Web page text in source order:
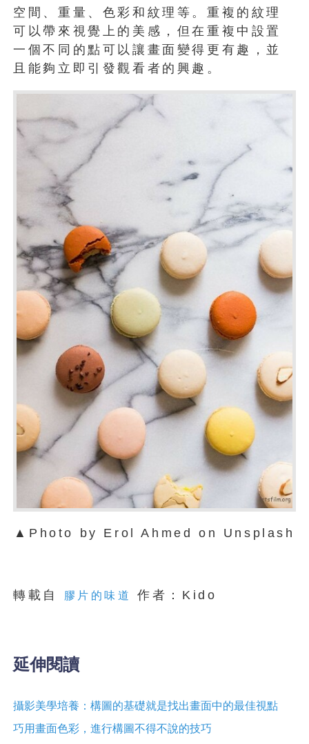
空間、重量、色彩和紋理等。重複的紋理
可以帶來視覺上的美感，但在重複中設置
一個不同的點可以讓畫面變得更有趣，並
且能夠立即引發觀看者的興趣。
▲Photo by Erol Ahmed on Unsplash
轉載自 膠片的味道 作者：Kido
延伸閱讀
攝影美學培養：構圖的基礎就是找出畫面中的最佳視點
巧用畫面色彩，進行構圖不得不說的技巧